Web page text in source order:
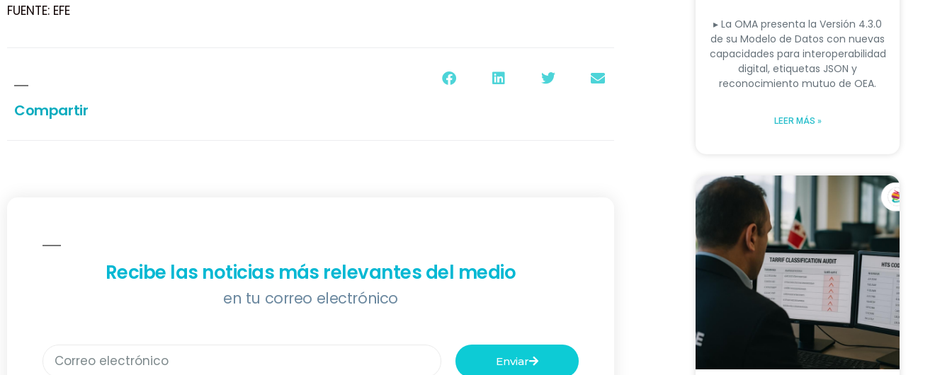
FUENTE: EFE
Compartir
Recibe las noticias más relevantes del medio
en tu correo electrónico
Enviar
▸ La OMA presenta la Versión 4.3.0
de su Modelo de Datos con nuevas
capacidades para interoperabilidad
digital, etiquetas JSON y
reconocimiento mutuo de OEA.
LEER MÁS »